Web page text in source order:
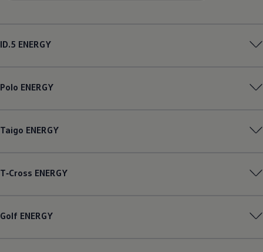
Pannen- und Unfallhilfe
Volkswagen Kundenbetreuung
ID.5 ENERGY
Polo ENERGY
Taigo ENERGY
T‑Cross ENERGY
Golf ENERGY